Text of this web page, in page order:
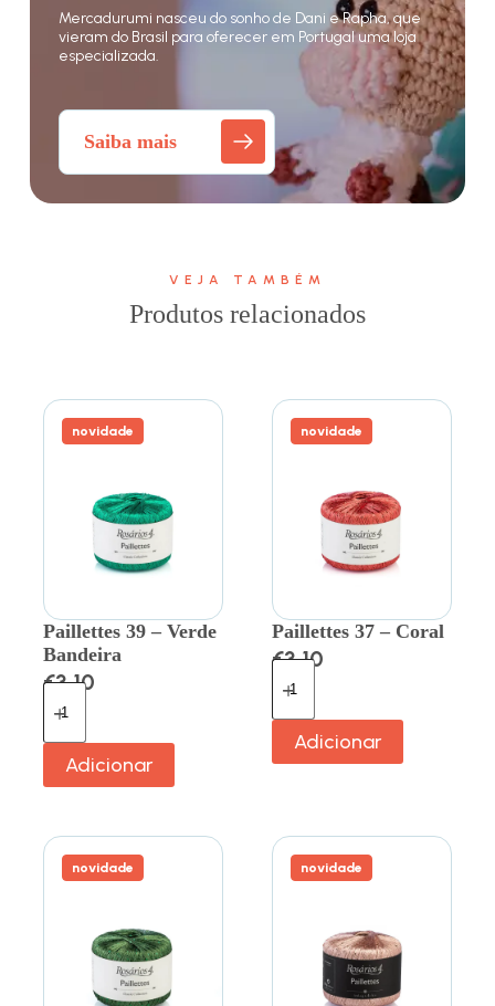
Mercadurumi nasceu do sonho de Dani e Rapha, que
vieram do Brasil para oferecer em Portugal uma loja
especializada.
Saiba mais
VEJA TAMBÉM
Produtos relacionados
novidade
Paillettes 39 – Verde
Bandeira
€3.10
Adicionar
novidade
Paillettes 37 – Coral
€3.10
Adicionar
novidade novidade